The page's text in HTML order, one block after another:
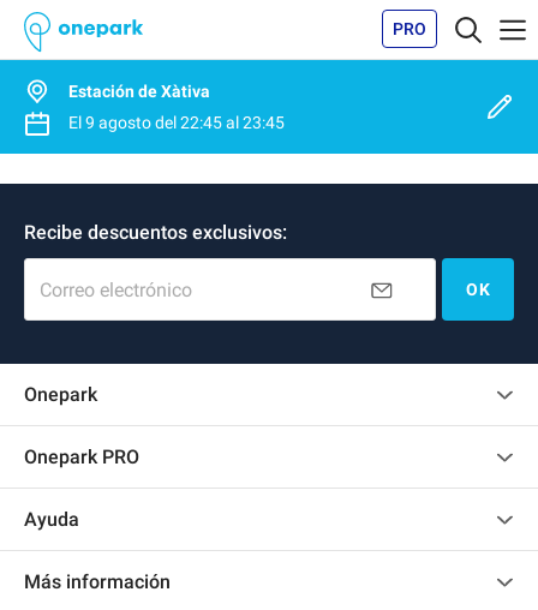
PRO
Estación de Xàtiva
El9 agostodel22:45al23:45
Recibe descuentos exclusivos:
Correo electrónico OK
Onepark
Onepark PRO
Convertirse en colaborador
Acceder a mi área de colaborador
Ayuda
Más información